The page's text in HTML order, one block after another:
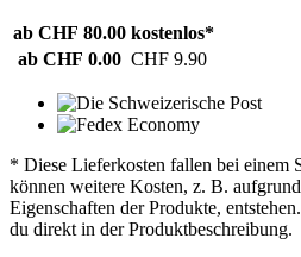
ab CHF 80.00 kostenlos*
ab CHF 0.00 CHF 9.90
* Diese Lieferkosten fallen bei einem
können weitere Kosten, z. B.
Eigenschaften der Produkte,
du direkt in der Produktbeschreibung.